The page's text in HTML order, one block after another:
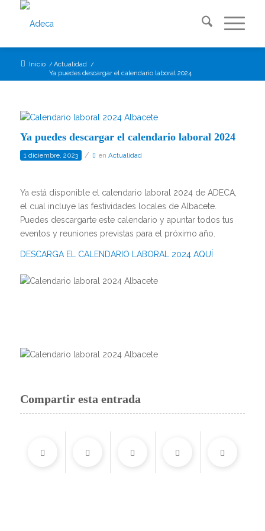
Inicio / Actualidad /
Ya puedes descargar el calendario laboral 2024
Ya puedes descargar el calendario laboral 2024
1 diciembre, 2023 / en Actualidad
Ya está disponible el calendario laboral
2024 de ADECA,
el cual incluye las festividades locales de Albacete.
Puedes descargarte este calendario y apuntar todos tus
eventos y reuniones previstas para el próximo año.
DESCARGA EL CALENDARIO LABORAL 2024 AQUÍ
Compartir esta entrada